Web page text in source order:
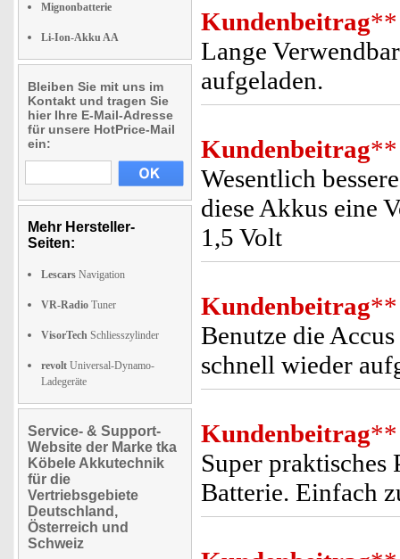
Mignonbatterie
Li-Ion-Akku AA
Bleiben Sie mit uns im
Kontakt und tragen Sie
hier Ihre E-Mail-Adresse
für unsere HotPrice-Mail
ein:
Mehr Hersteller-
Seiten:
Lescars Navigation
VR-Radio Tuner
VisorTech Schliesszylinder
revolt Universal-Dynamo-
Ladegeräte
Service- & Support-
Website der Marke tka
Köbele Akkutechnik
für die
Vertriebsgebiete
Deutschland,
Österreich und
Schweiz
Kundenbeitrag**
Lange
aufgeladen.
Kundenbeitrag**
Wesentlich
diese Akkus eine
1,5 Volt
Kundenbeitrag**
Benutze die
schnell wieder
Kundenbeitrag**
Super
Batterie. Einfach